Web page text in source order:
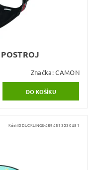
Značka:CAMON
Kód:IDDUCKLINGS-4894512020481